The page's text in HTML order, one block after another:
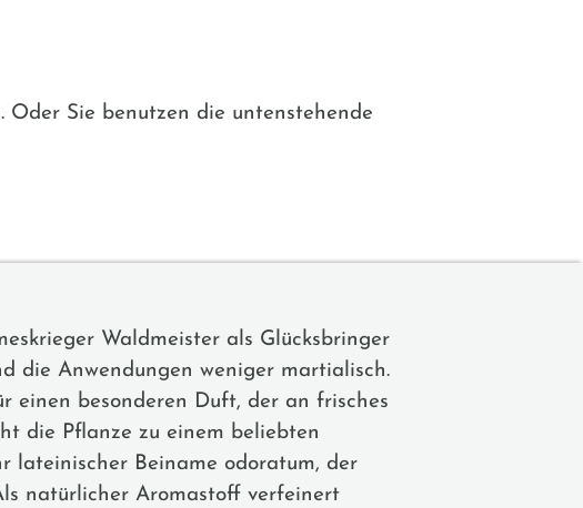
Oder Sie benutzen die untenstehende
Waldmeister als Glücksbringer
die Anwendungen weniger martialisch.
einen besonderen Duft, der an frisches
die Pflanze zu einem beliebten
lateinischer Beiname odoratum, der
natürlicher Aromastoff verfeinert